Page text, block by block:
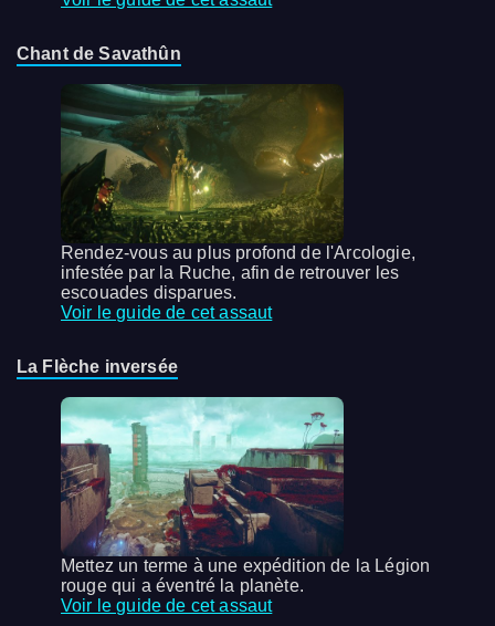
Chant de Savathûn
Rendez-vous au plus profond de l'Arcologie,
infestée par la Ruche, afin de retrouver les
escouades disparues.
Voir le guide de cet assaut
La Flèche inversée
Mettez un terme à une expédition de la Légion
rouge qui a éventré la planète.
Voir le guide de cet assaut